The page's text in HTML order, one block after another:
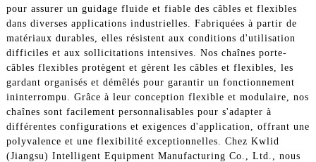
pour assurer un guidage fluide et fiable des câbles et flexibles
dans diverses applications industrielles. Fabriquées à partir de
matériaux durables, elles résistent aux conditions d'utilisation
difficiles et aux sollicitations intensives. Nos chaînes porte-
câbles flexibles protègent et gèrent les câbles et flexibles, les
gardant organisés et démêlés pour garantir un fonctionnement
ininterrompu. Grâce à leur conception flexible et modulaire, nos
chaînes sont facilement personnalisables pour s'adapter à
différentes configurations et exigences d'application, offrant une
polyvalence et une flexibilité exceptionnelles. Chez Kwlid
(Jiangsu) Intelligent Equipment Manufacturing Co., Ltd., nous